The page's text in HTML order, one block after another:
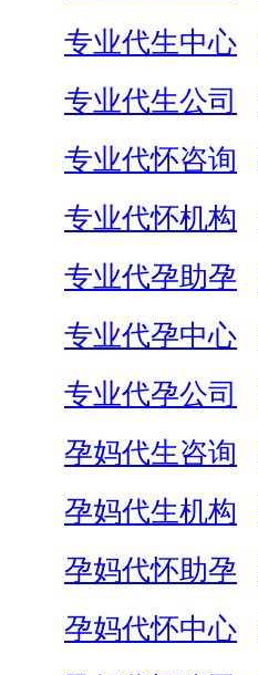
专业代生中心
专业代生公司
专业代怀咨询
专业代怀机构
专业代孕助孕
专业代孕中心
专业代孕公司
孕妈代生咨询
孕妈代生机构
孕妈代怀助孕
孕妈代怀中心